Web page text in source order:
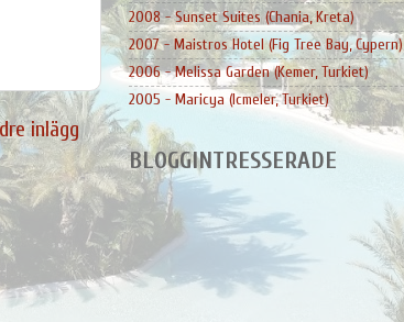
inlägg
2008 - Sunset Suites (Chania, Kreta)
2007 - Maistros Hotel (Fig Tree Bay, Cypern)
2006 - Melissa Garden (Kemer, Turkiet)
2005 - Maricya (Icmeler, Turkiet)
BLOGGINTRESSERADE